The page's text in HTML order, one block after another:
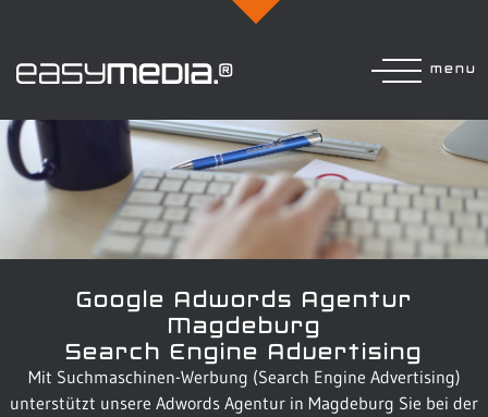
menu
Google Adwords Agentur
Magdeburg
Search Engine Advertising
Mit Suchmaschinen-Werbung (Search Engine Advertising)
unterstützt unsere Adwords Agentur in Magdeburg Sie bei der